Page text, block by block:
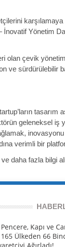
karşılamaya
Yönetim
olan çevik yönetim
ve sürdürülebilir
tasarım
geleneksel iş
verimli bir
daha fazla bilgi
Kapı ve
165 Ülkeden 66